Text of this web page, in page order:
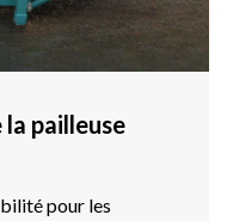
pailleuse
pour les